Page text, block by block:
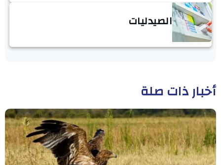
الصيدليات
أخبار ذات صلة